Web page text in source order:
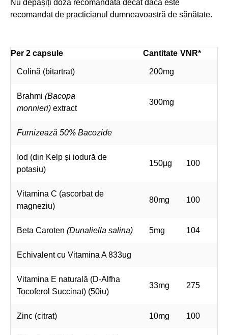
Nu depășiți doza recomandată decât dacă este
recomandat de practicianul dumneavoastră de sănătate.
Per 2 capsule Cantitate VNR*
Colină (bitartrat) 200mg
Brahmi (Bacopa
monnieri) extract
300mg
Furnizează 50% Bacozide
Iod (din Kelp și iodură de
potasiu)
150µg 100
Vitamina C (ascorbat de
magneziu)
80mg 100
Beta Caroten (Dunaliella salina) 5mg 104
Echivalent cu Vitamina A 833ug
Vitamina E naturală (D-Alfha
Tocoferol Succinat) (50iu)
33mg 275
Zinc (citrat) 10mg 100